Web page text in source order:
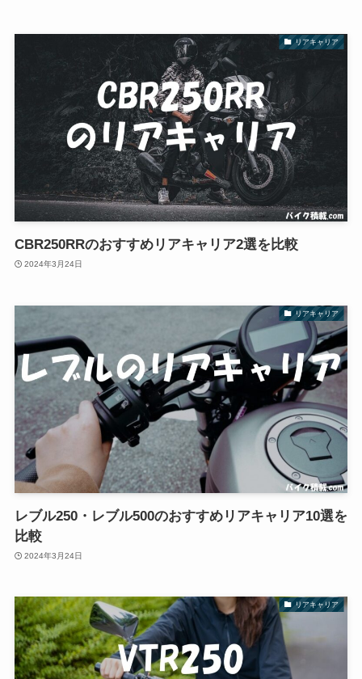
リアキャリア
CBR250RRのおすすめリアキャリア2選を比較
2024年3月24日
リアキャリア
レブル250・レブル500のおすすめリアキャリア10選を
比較
2024年3月24日
リアキャリア